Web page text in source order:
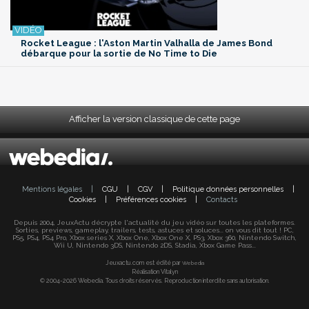
Rocket League : l'Aston Martin Valhalla de James Bond
débarque pour la sortie de No Time to Die
Afficher la version classique de cette page
Mentions légales CGU CGV Politique données personnelles
Cookies
Préférences cookies Contacts
Depuis 2004, JeuxActu décrypte l'actualité du jeu vidéo sur toutes les plateformes.
Sorties, previews, gameplay, trailers, tests, astuces et soluces... on vous dit tout ! PC,
PS5, PS4, PS4 Pro, Xbox series X, Xbox One, Xbox One X, PS3, Xbox 360, Nintendo Switch,
Wii U, Nintendo 3DS, Nintendo 2DS, Stadia, Xbox Game Pass...
Jeuxactu.com est édité par Webedia
Réalisation Vitalyn
© 2004-2026 Webedia. Tous droits réservés. Reproduction interdite sans autorisation.